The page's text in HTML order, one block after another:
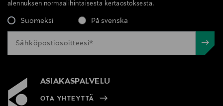
alennuksen normaalihintaisesta kertaostoksesta.
Suomeksi På svenska
ASIAKASPALVELU
OTA YHTEYTTÄ